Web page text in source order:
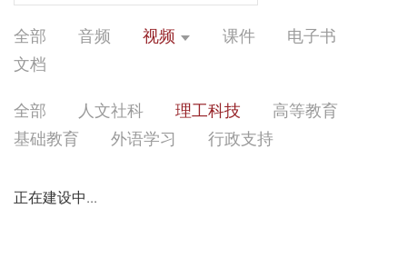
全部 音频 视频 课件
电子书
文档
全部 人文社科 理工科技
高等教育
基础教育
外语学习 行政支持
正在建设中...